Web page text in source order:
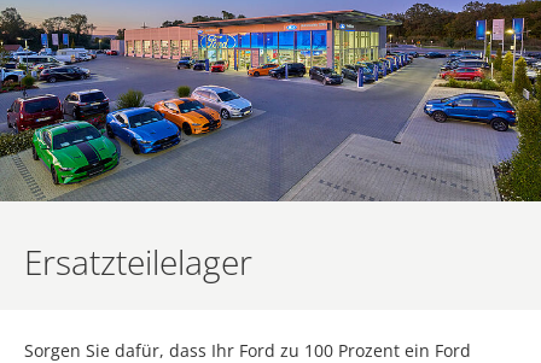
Ersatzteilelager
Sorgen Sie dafür, dass Ihr Ford zu 100 Prozent ein Ford